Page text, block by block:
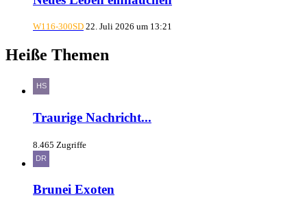
W116-300SD 22. Juli 2026 um 13:21
Heiße Themen
Traurige Nachricht...
8.465 Zugriffe
Brunei Exoten